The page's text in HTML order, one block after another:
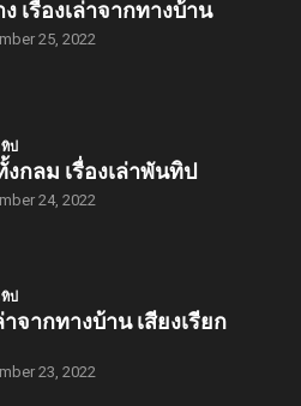
เรื่องเล่าจากทางบ้าน
25, 2022
ป
กลม เรื่องเล่าพันทิป
24, 2022
ป
าจากทางบ้าน เสียงเรียก
23, 2022